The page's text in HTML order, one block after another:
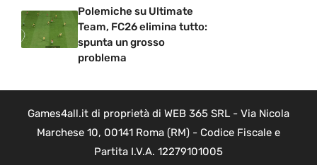
Polemiche su Ultimate
Team, FC26 elimina tutto:
spunta un grosso
problema
Games4all.it di proprietà di WEB 365 SRL - Via Nicola
Marchese 10, 00141 Roma (RM) - Codice Fiscale e
Partita I.V.A. 12279101005